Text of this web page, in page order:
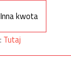
Inna kwota
Tutaj